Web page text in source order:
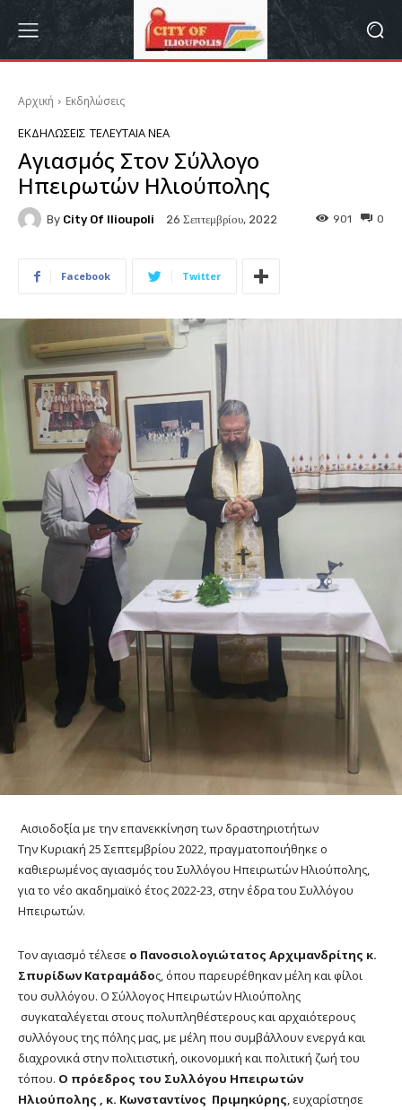
Αρχική Εκδηλώσεις
ΕΚΔΗΛΏΣΕΙΣ ΤΕΛΕΥΤΑΊΑ ΝΈΑ
Αγιασμός Στον Σύλλογο
Ηπειρωτών Ηλιούπολης
By City Of Ilioupoli 26 Σεπτεμβρίου, 2022 0
901
Facebook Twitter
Αισιοδοξία με την επανεκκίνηση των δραστηριοτήτων
Την Κυριακή 25 Σεπτεμβρίου 2022, πραγματοποιήθηκε ο
καθιερωμένος αγιασμός του Συλλόγου Ηπειρωτών Ηλιούπολης,
για το νέο ακαδημαϊκό έτος 2022-23, στην έδρα του Συλλόγου
Ηπειρωτών.
Τον αγιασμό τέλεσε o Πανοσιολογιώτατος Αρχιμανδρίτης κ.
Σπυρίδων Κατραμάδος, όπου παρευρέθηκαν μέλη και φίλοι
του συλλόγου. Ο Σύλλογος Ηπειρωτών Ηλιούπολης
συγκαταλέγεται στους πολυπληθέστερους και αρχαιότερους
συλλόγους της πόλης μας, με μέλη που συμβάλλουν ενεργά και
διαχρονικά στην πολιτιστική, οικονομική και πολιτική ζωή του
τόπου. Ο πρόεδρος του Συλλόγου Ηπειρωτών
Ηλιούπολης , κ. Κωνσταντίνος Πριμηκύρης, ευχαρίστησε